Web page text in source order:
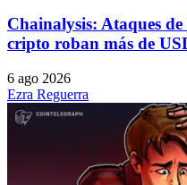
Chainalysis: Ataques
cripto roban más de
6 ago 2026
Ezra Reguerra